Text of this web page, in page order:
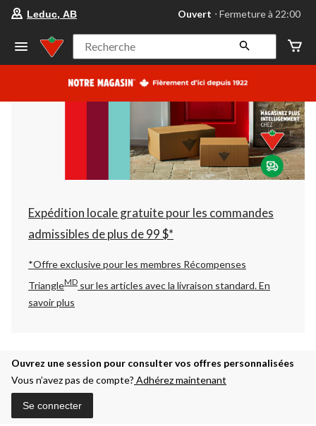
votre
préféré
Leduc,
AB,
courament
Fermeture
à
22:00
cliquer
pour
changer
Leduc, AB Ouvert ⋅ Fermeture à 22:00
Recherche
Expédition locale gratuite pour les commandes
admissibles de plus de 99 $*
*Offre exclusive pour les membres Récompenses
TriangleMD sur les articles avec la livraison standard.En
savoir plus
Ouvrez une session pour consulter vos offres personnalisées
Vous n’avez pas de compte? Adhérez maintenant
Se connecter